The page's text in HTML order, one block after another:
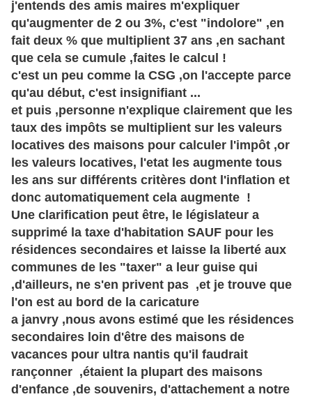
j'entends des amis maires m'expliquer
qu'augmenter de 2 ou 3%, c'est "indolore" ,en
fait deux % que multiplient 37 ans ,en sachant
que cela se cumule ,faites le calcul !
c'est un peu comme la CSG ,on l'accepte parce
qu'au début, c'est insignifiant ...
et puis ,personne n'explique clairement que les
taux des impôts se multiplient sur les valeurs
locatives des maisons pour calculer l'impôt ,or
les valeurs locatives, l'etat les augmente tous
les ans sur différents critères dont l'inflation et
donc automatiquement cela augmente !
Une clarification peut être, le législateur a
supprimé la taxe d'habitation SAUF pour les
résidences secondaires et laisse la liberté aux
communes de les "taxer" a leur guise qui
,d'ailleurs, ne s'en privent pas ,et je trouve que
l'on est au bord de la caricature
a janvry ,nous avons estimé que les résidences
secondaires loin d'être des maisons de
vacances pour ultra nantis qu'il faudrait
rançonner ,étaient la plupart des maisons
d'enfance ,de souvenirs, d'attachement a notre